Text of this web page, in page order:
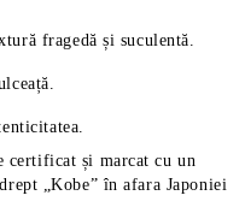
fragedă și suculentă.
certificat și marcat cu un
„Kobe” în afara Japoniei